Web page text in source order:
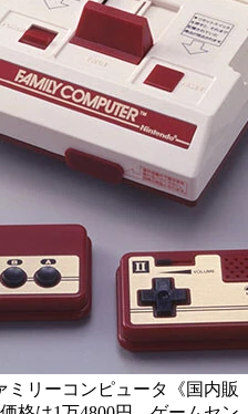
ミリーコンピュータ《国内販